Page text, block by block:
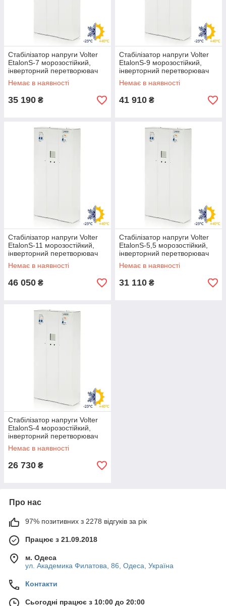
Стабілізатор напруги Volter
EtalonS-7 морозостійкий,
інверторний перетворювач
Вольтер 7 кВт, Волтер
Немає в наявності
35 190 ₴
Стабілізатор напруги Volter
EtalonS-9 морозостійкий,
інверторний перетворювач
Вольтер 9 кВт, Волтер
Немає в наявності
41 910 ₴
Стабілізатор напруги Volter
EtalonS-11 морозостійкий,
інверторний перетворювач
Вольтер 11 кВт, Волтер
Немає в наявності
46 050 ₴
Стабілізатор напруги Volter
EtalonS-5,5 морозостійкий,
інверторний перетворювач
Вольтер 5,5 кВт Волтер
Немає в наявності
31 110 ₴
Стабілізатор напруги Volter
EtalonS-4 морозостійкий,
інверторний перетворювач
Вольтер 4 кВт, Волтер
Немає в наявності
26 730 ₴
Про нас
97% позитивних з 2278 відгуків за рік
Працює з 21.09.2018
м. Одеса
ул. Академика Филатова, 86, Одеса, Україна
Контакти
Сьогодні працює з 10:00 до 20:00